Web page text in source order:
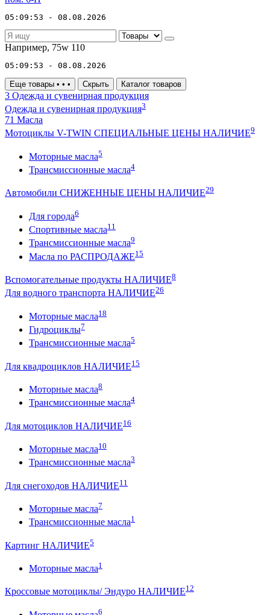
05:09:53 - 08.08.2026
Например, 75w 110
05:09:53 - 08.08.2026
Еще товары • • • Скрыть Каталог товаров
3 Одежда и сувенирная продукция
Одежда и сувенирная продукция3
71 Масла
Мотоциклы V-TWIN СПЕЦИАЛЬНЫЕ ЦЕНЫ НАЛИЧИЕ9
Моторные масла5
Трансмиссионные масла4
Автомобили СНИЖЕННЫЕ ЦЕНЫ НАЛИЧИЕ29
Для города6
Спортивные масла11
Трансмиссионные масла9
Масла по РАСПРОДАЖЕ15
Вспомогательные продукты НАЛИЧИЕ8
Для водного транспорта НАЛИЧИЕ26
Моторные масла18
Гидроциклы7
Трансмиссионные масла5
Для квадроциклов НАЛИЧИЕ15
Моторные масла8
Трансмиссионные масла4
Для мотоциклов НАЛИЧИЕ16
Моторные масла10
Трансмиссионные масла3
Для снегоходов НАЛИЧИЕ11
Моторные масла7
Трансмиссионные масла1
Картинг НАЛИЧИЕ5
Моторные масла1
Кроссовые мотоциклы/ Эндуро НАЛИЧИЕ12
6